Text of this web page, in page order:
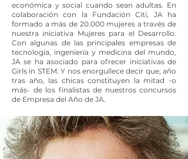
económica y social cuando sean adultas. En
colaboración con la Fundación Citi, JA ha
formado a más de 20.000 mujeres a través de
nuestra iniciativa Mujeres para el Desarrollo.
Con algunas de las principales empresas de
tecnología, ingeniería y medicina del mundo,
JA se ha asociado para ofrecer iniciativas de
Girls in STEM. Y nos enorgullece decir que, año
tras año, las chicas constituyen la mitad -o
más- de los finalistas de nuestros concursos
de Empresa del Año de JA.